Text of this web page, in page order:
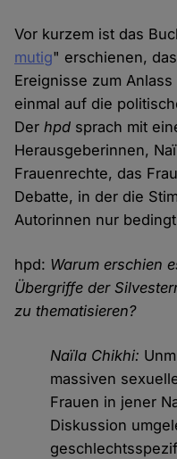
Vor kurzem ist das
mutig" erschienen,
Ereignisse zum
einmal auf die
Derhpd sprach mit
Herausgeberinnen,
Frauenrechte, das
Debatte, in der die
Autorinnen nur
hpd: Warum erschien
Übergriffe der
zu thematisieren?
Naïla Chikhi:
massiven
Frauen in jener
Diskussion